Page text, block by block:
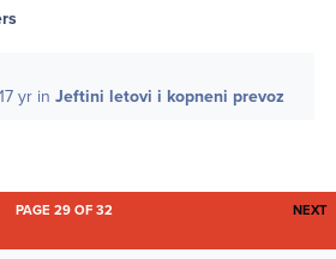
17 yr inJeftini letovi i kopneni prevoz
NEXT
PAGE 29 OF 32